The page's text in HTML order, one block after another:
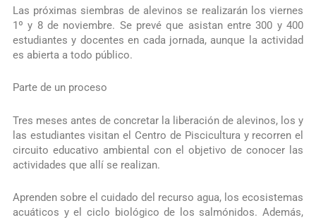
Las próximas siembras de alevinos se realizarán los viernes
1º y 8 de noviembre. Se prevé que asistan entre 300 y 400
estudiantes y docentes en cada jornada, aunque la actividad
es abierta a todo público.
Parte de un proceso
Tres meses antes de concretar la liberación de alevinos, los y
las estudiantes visitan el Centro de Piscicultura y recorren el
circuito educativo ambiental con el objetivo de conocer las
actividades que allí se realizan.
Aprenden sobre el cuidado del recurso agua, los ecosistemas
acuáticos y el ciclo biológico de los salmónidos. Además,